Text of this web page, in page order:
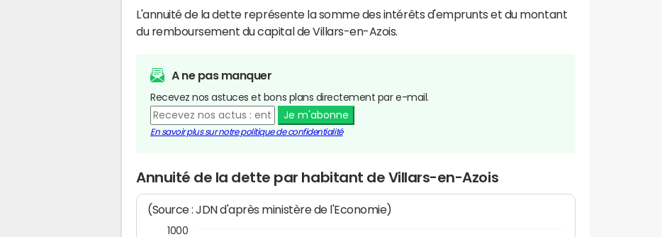
L'annuité de la dette représente la somme des intérêts d'emprunts et du montant
du remboursement du capital de Villars-en-Azois.
A ne pas manquer
Recevez nos astuces et bons plans directement par e-mail.
Je m'abonne
En savoir plus sur notre politique de confidentialité
Annuité de la dette par habitant de Villars-en-Azois
(Source : JDN d'après ministère de l'Economie)
1000